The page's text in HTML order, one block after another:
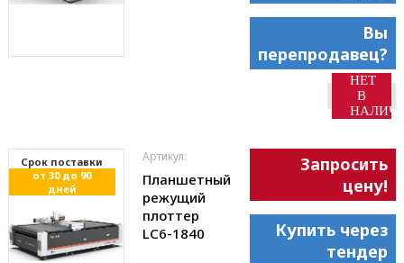
Вы
перепродавец?
НЕТ
В
Cрок поставки
от 30 до 90
дней
Артикул:
Планшетный
режущий
плоттер
LC6-1840
Запросить
цену!
Купить через
тендер